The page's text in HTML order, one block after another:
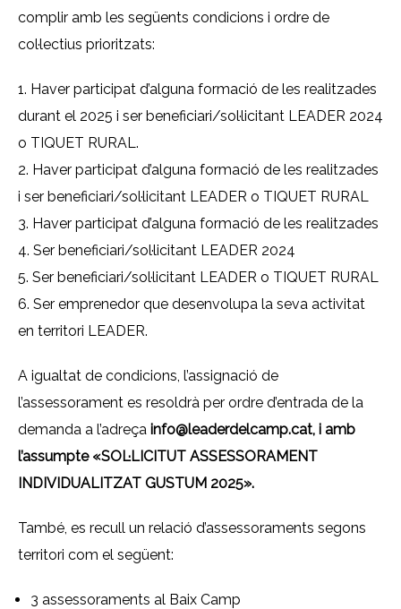
complir amb les següents condicions i ordre de
col·lectius prioritzats:
1. Haver participat d’alguna formació de les realitzades
durant el 2025 i ser beneficiari/sol·licitant LEADER 2024
o TIQUET RURAL.
2. Haver participat d’alguna formació de les realitzades
i ser beneficiari/sol·licitant LEADER o TIQUET RURAL
3. Haver participat d’alguna formació de les realitzades
4. Ser beneficiari/sol·licitant LEADER 2024
5. Ser beneficiari/sol·licitant LEADER o TIQUET RURAL
6. Ser emprenedor que desenvolupa la seva activitat
en territori LEADER.
A igualtat de condicions, l’assignació de
l’assessorament es resoldrà per ordre d’entrada de la
demanda a l’adreça info@leaderdelcamp.cat, i amb
l’assumpte «SOL·LICITUT ASSESSORAMENT
INDIVIDUALITZAT GUSTUM 2025».
També, es recull un relació d’assessoraments segons
territori com el següent:
3 assessoraments al Baix Camp